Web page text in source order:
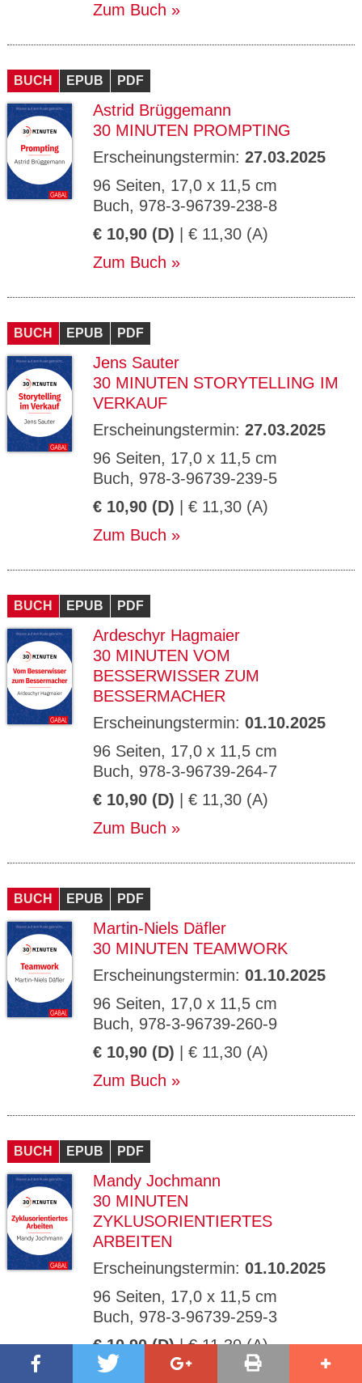
Zum Buch
BUCH EPUB PDF
Astrid Brüggemann
30 MINUTEN PROMPTING
Erscheinungstermin: 27.03.2025
96 Seiten, 17,0 x 11,5 cm
Buch, 978-3-96739-238-8
€ 10,90 (D) | € 11,30 (A)
Zum Buch
BUCH EPUB PDF
Jens Sauter
30 MINUTEN STORYTELLING IM
VERKAUF
Erscheinungstermin: 27.03.2025
96 Seiten, 17,0 x 11,5 cm
Buch, 978-3-96739-239-5
€ 10,90 (D) | € 11,30 (A)
Zum Buch
BUCH EPUB PDF
Ardeschyr Hagmaier
30 MINUTEN VOM
BESSERWISSER ZUM
BESSERMACHER
Erscheinungstermin: 01.10.2025
96 Seiten, 17,0 x 11,5 cm
Buch, 978-3-96739-264-7
€ 10,90 (D) | € 11,30 (A)
Zum Buch
BUCH EPUB PDF
Martin-Niels Däfler
30 MINUTEN TEAMWORK
Erscheinungstermin: 01.10.2025
96 Seiten, 17,0 x 11,5 cm
Buch, 978-3-96739-260-9
€ 10,90 (D) | € 11,30 (A)
Zum Buch
BUCH EPUB PDF
Mandy Jochmann
30 MINUTEN
ZYKLUSORIENTIERTES
ARBEITEN
Erscheinungstermin: 01.10.2025
96 Seiten, 17,0 x 11,5 cm
Buch, 978-3-96739-259-3
€ 10,90 (D)| € 11,30 (A)
Zum Buch